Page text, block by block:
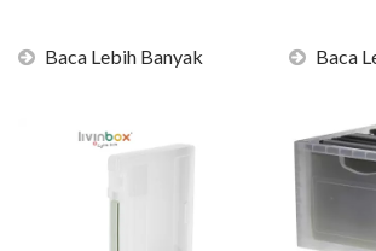
dibersihkan. Organizer...
Baca Lebih Banyak
Baca